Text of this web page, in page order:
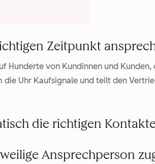
Zeitpunkt
von Kundinnen und Kunden,
Uhr Kaufsignale und teilt den
die richtigen
Ansprechperson